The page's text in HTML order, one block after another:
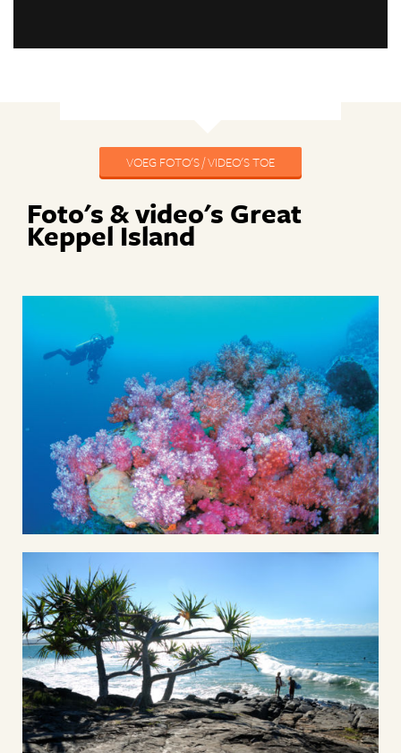
VOEG FOTO'S / VIDEO'S TOE
Foto's & video's Great
Keppel Island